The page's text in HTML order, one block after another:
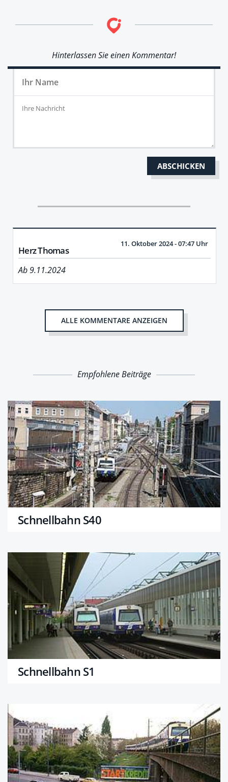
Hinterlassen Sie einen Kommentar!
Herz Thomas
11. Oktober 2024 - 07:47 Uhr
Ab 9.11.2024
ALLE KOMMENTARE ANZEIGEN
Empfohlene Beiträge
Schnellbahn S40
Schnellbahn S1